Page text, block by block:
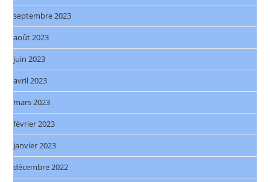
septembre 2023
août 2023
juin 2023
avril 2023
mars 2023
février 2023
janvier 2023
décembre 2022